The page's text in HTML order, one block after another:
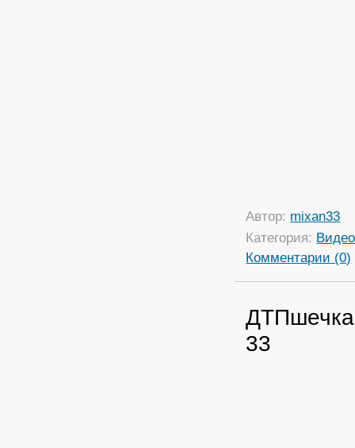
Автор: mixan33
Категория: Видео
Комментарии (0)
33